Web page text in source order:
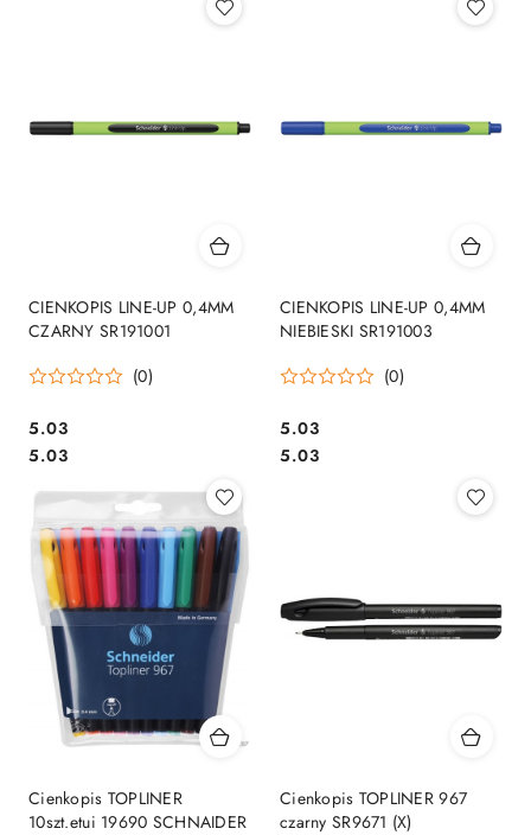
CIENKOPIS LINE-UP 0,4MM
CZARNY SR191001
(0)
Cena:
5.03
Cena:
5.03
CIENKOPIS LINE-UP 0,4MM
NIEBIESKI SR191003
(0)
Cena:
5.03
Cena:
5.03
Cienkopis TOPLINER
10szt.etui 19690 SCHNAIDER
Cienkopis TOPLINER 967
czarny SR9671 (X)